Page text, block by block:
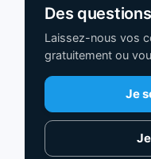
Des
Laissez-nous vos
gratuitement ou
Je